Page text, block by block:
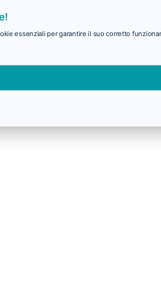
essenziali per garantire il suo corretto